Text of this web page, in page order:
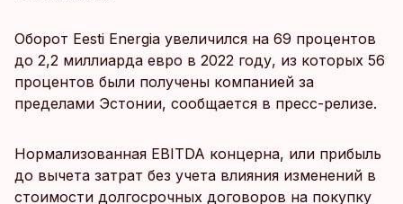
Оборот Eesti Energia увеличился на 69 процентов
до 2,2 миллиарда евро в 2022 году, из которых 56
процентов были получены компанией за
пределами Эстонии, сообщается в пресс-релизе.
Нормализованная EBITDA концерна, или прибыль
до вычета затрат без учета влияния изменений в
стоимости долгосрочных договоров на покупку